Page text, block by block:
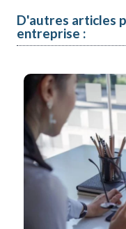
D'autres articles
entreprise :